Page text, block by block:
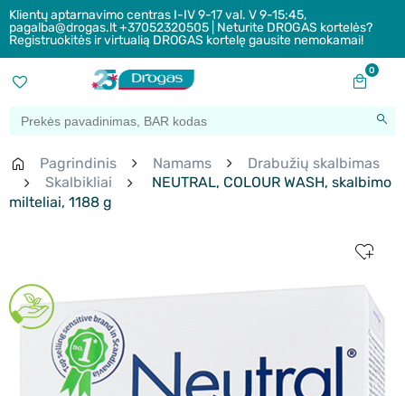
Klientų aptarnavimo centras I-IV 9-17 val. V 9-15:45,
pagalba@drogas.lt +37052320505 | Neturite DROGAS kortelės?
Registruokitės ir virtualią DROGAS kortelę gausite nemokamai!
0
Pagrindinis Namams
Drabužių skalbimas
Skalbikliai
NEUTRAL, COLOUR WASH, skalbimo
milteliai, 1188 g